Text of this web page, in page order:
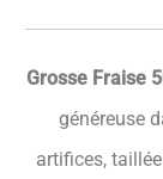
Grosse Fraise
généreuse
artifices,